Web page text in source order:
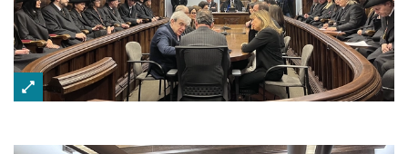
open_in_full